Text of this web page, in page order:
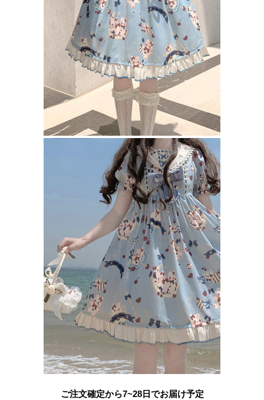
ご注文確定から7~28日でお届け予定